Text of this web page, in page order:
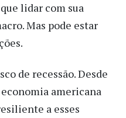
lidar com sua
Mas pode estar
de recessão. Desde
economia americana
a esses